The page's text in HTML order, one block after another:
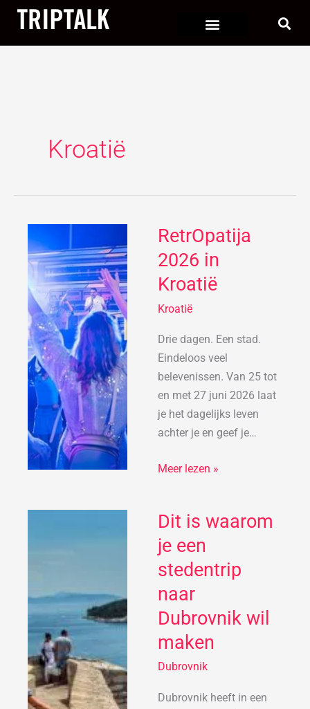
naar
de
Kroatië
RetrOpatija
2026 in
Kroatië
Kroatië
Drie dagen. Een stad.
Eindeloos veel
belevenissen. Van 25 tot
en met 27 juni 2026 laat
je het dagelijks leven
achter je en geef je…
RetrOpatija
2026
in
Kroatië
Meer lezen »
Dit is waarom
je een
stedentrip
naar
Dubrovnik wil
maken
Dubrovnik
Dubrovnik heeft in een
Dit
is
waarom
je
een
stedentrip
Dubrovnik
wil